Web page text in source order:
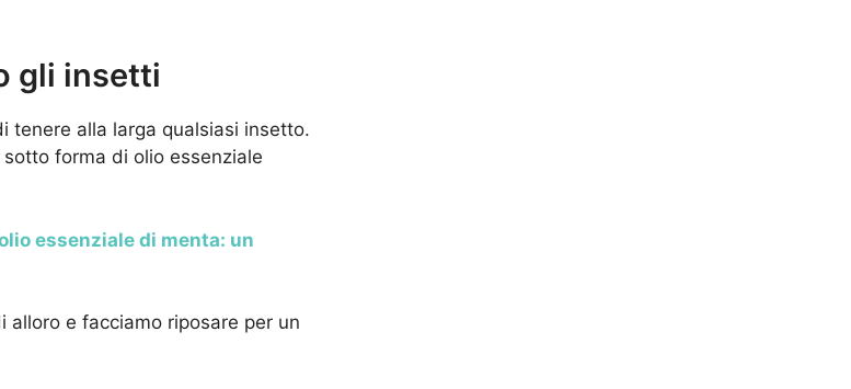
gli insetti
tenere alla larga qualsiasi insetto.
forma di olio essenziale
essenziale di menta: un
e facciamo riposare per un